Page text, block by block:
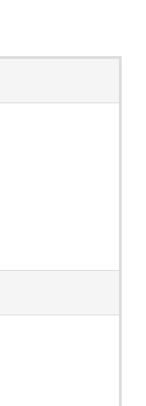
す。